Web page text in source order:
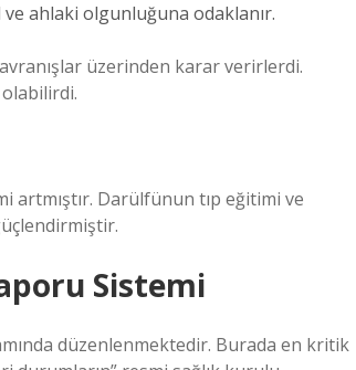
ahlaki olgunluğuna odaklanır.
üzerinden karar verirlerdi.
olabilirdi.
artmıştır. Darülfünun tıp eğitimi ve
Sistemi
düzenlenmektedir. Burada en kritik